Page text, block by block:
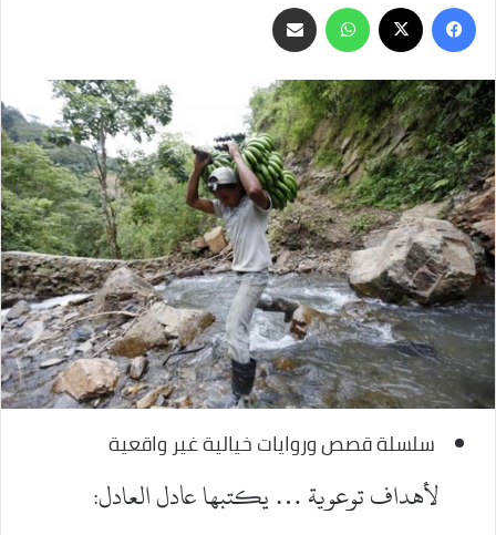
فيسبوك
‫X واتسابمشاركة
عبر
سلسلة قصص وروايات خيالية غير واقعية
لأهداف توعوية … يكتبها عادل العادل: